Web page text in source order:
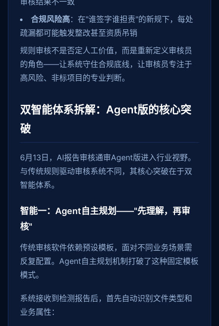
合规风险高：在"谁签字谁担责"的新规下，每处
疏漏都可能触发整改甚至资质吊销
规则审核不是否定人工价值，而是重新定义审核员
的角色——让系统守住合规底线，让审核员专注于
高风险、非标项目的专业判断。
双智能体系拆解：Agent版的核心突
破
6月13日，AI报告审核通审Agent版进入行业视野。
与传统规则驱动审核系统不同，其核心突破在于双
智能体系。
智能一：Agent自主规划——"先理解，再审
核"
传统审核软件依赖预设模板，面对不同业务场景需
反复配置。Agent自主规划机制打破了这种固定模板
模式。
系统接收到检测报告后，首先自动识别文件类型和
业务属性：